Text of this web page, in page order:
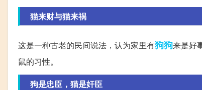
猫来财与猫来祸
这是一种古老的民间说法，认为家里有狗狗来是好
鼠的习性。
狗是忠臣，猫是奸臣